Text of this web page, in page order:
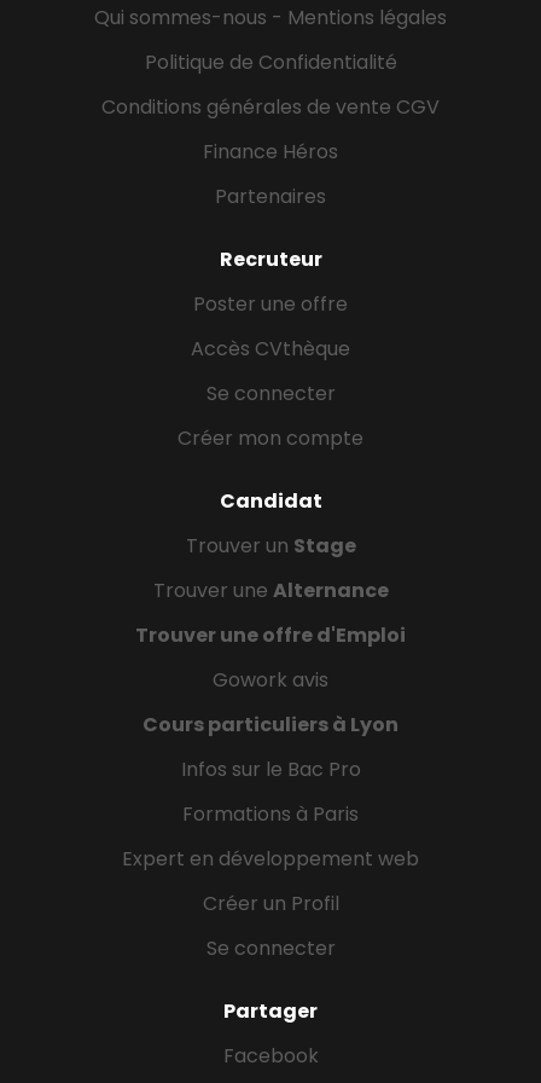
Qui sommes-nous - Mentions légales
Politique de Confidentialité
Conditions générales de vente CGV
Finance Héros
Partenaires
Recruteur
Poster une offre
Accès CVthèque
Se connecter
Créer mon compte
Candidat
Trouver un Stage
Trouver une Alternance
Trouver une offre d'Emploi
Gowork avis
Cours particuliers à Lyon
Infos sur le Bac Pro
Formations à Paris
Expert en développement web
Créer un Profil
Se connecter
Partager
Facebook